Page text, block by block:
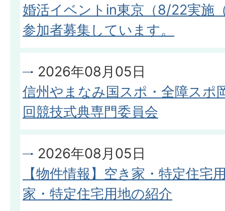
婚活イベントin東京（8/22実施
参加者募集しています。
2026年08月05日
信州やまなみ国スポ・全障スポ
回競技式典専門委員会
2026年08月05日
【物件情報】空き家・特定住宅
家・特定住宅用地の紹介